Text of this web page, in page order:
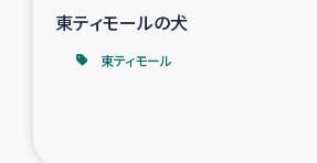
東ティモールの犬
東ティモール